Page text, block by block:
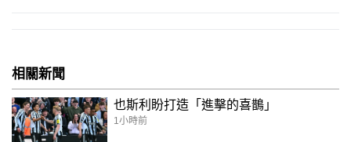
相關新聞
也斯利盼打造「進擊的喜鵲」
1小時前